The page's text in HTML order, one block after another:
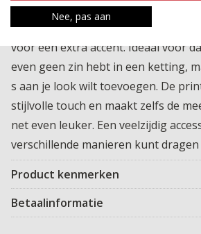
dat je outfit meteen afmaakt. Leuk
dragen, speels in je haar te knopen
voor een extra accent. Ideaal voor
even geen zin hebt in een ketting,
s aan je look wilt toevoegen. De
stijlvolle touch en maakt zelfs de
net even leuker. Een veelzijdig
verschillende manieren kunt
Product kenmerken
Betaalinformatie
Nee, pas aan